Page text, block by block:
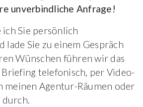
unverbindliche Anfrage!
Sie persönlich
lade Sie zu einem Gespräch
Wünschen führen wir das
telefonisch, per Video-
meinen Agentur-Räumen oder